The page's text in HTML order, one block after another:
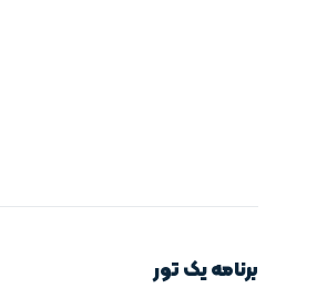
برنامه یک تور